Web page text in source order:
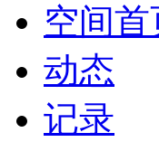
空间首
动态
记录